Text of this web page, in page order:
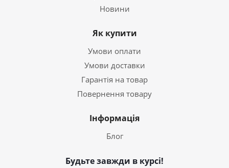
Новини
Як купити
Умови оплати
Умови доставки
Гарантія на товар
Повернення товару
Інформація
Блог
Будьте завжди в курсі!